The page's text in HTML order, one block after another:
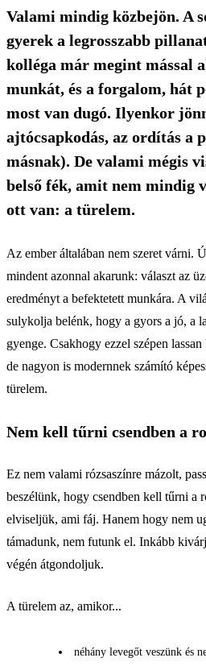
Valami mindig közbejön. A
gyerek a legrosszabb
kolléga már megint mással
munkát, és a forgalom, hát
most van dugó. Ilyenkor
ajtócsapkodás, az ordítás a
másnak). De valami mégis
belső fék, amit nem mindig
ott van: a türelem.
Az ember általában nem szeret várni.
mindent azonnal akarunk: választ az
eredményt a befektetett munkára. A
sulykolja belénk, hogy a gyors a jó, a
gyenge. Csakhogy ezzel szépen
de nagyon is modernnek számító
türelem.
Nem kell tűrni csendben a
Ez nem valami rózsaszínre mázolt,
beszélünk, hogy csendben kell tűrni a
elviseljük, ami fáj. Hanem hogy nem
támadunk, nem futunk el. Inkább
végén átgondoljuk.
A türelem az, amikor...
néhány levegőt veszünk és